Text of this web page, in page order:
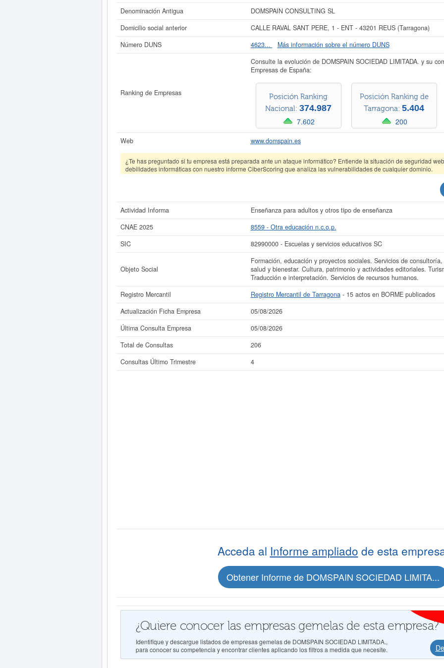
DOMSPAIN SOCIEDAD LIMITADA. y consultar los resultados de sus años de actividad, así como los balances
La última actualización del informe de empresa se ha realizado el 05/08/2026.
Denominación Antigua
DOMSPAIN CONSULTING SL
Domicilio social anterior
CALLE RAVAL SANT PERE, 1 - ENT - 43201 REUS (Tarragona)
Número DUNS
4623... Más información sobre el número DUNS
Ranking de Empresas
Consulte la evolución de DOMSPAIN SOCIEDAD LIMITADA. y su
Empresas de España:
Posición Ranking
Nacional: 374.987
7.602
Posición Ranking de
Tarragona: 5.404
200
Web www.domspain.es
¿Te has preguntado si tu empresa está preparada ante un ataque informático? Entiende la situación de seguridad
debilidades informáticas con nuestro informe CiberScoring que analiza las vulnerabilidades de cualquier dominio.
Actividad Informa
Enseñanza para adultos y otros tipo de enseñanza
CNAE 2025
8559 - Otra educación n.c.o.p.
SIC
82990000 - Escuelas y servicios educativos SC
Objeto Social
Formación, educación y proyectos sociales. Servicios de
salud y bienestar. Cultura, patrimonio y actividades editoriales.
Traducción e interpretación. Servicios de recursos humanos.
Registro Mercantil
Registro Mercantil de Tarragona- 15 actos en BORME publicados
Actualización Ficha Empresa
05/08/2026
Última Consulta Empresa
05/08/2026
Total de Consultas
206
Consultas Último Trimestre
4
Acceda al Informe ampliado de esta
Obtener Informe de DOMSPAIN SOCIEDAD LIMITA...
¿Quiere conocer las empresas gemelas de esta empresa?
Identifique y descargue listados de empresas gemelas de DOMSPAIN SOCIEDAD LIMITADA.,
para conocer su competencia y encontrar clientes aplicando los filtros a medida que necesite.